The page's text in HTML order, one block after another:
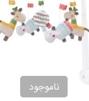
ناموجود